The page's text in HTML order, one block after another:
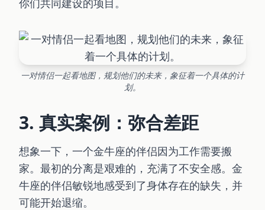
你们共同建设的项目。
一对情侣一起看地图，规划他们的未来，象征着一个具体的计
划。
3. 真实案例：弥合差距
想象一下，一个金牛座的伴侣因为工作需要搬
家。最初的分离是艰难的，充满了不安全感。金
牛座的伴侣敏锐地感受到了身体存在的缺失，并
可能开始退缩。